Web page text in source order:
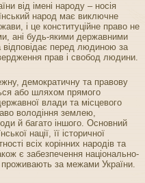
від імені народу – носія
народ має виключне
і це конституційне право не
ані будь-якими державними
перед людиною за
прав і свобод людини.
демократичну та правову
або шляхом прямого
влади та місцевого
володіння землею,
й багато іншого. Основний
нації, її історичної
всіх корінних народів та
є забезпечення національно-
проживають за межами України.